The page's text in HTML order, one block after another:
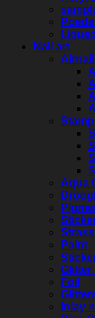
Liqued
Nail art
Aqua
Strass
Paint
Glitter
Foil
Inlay